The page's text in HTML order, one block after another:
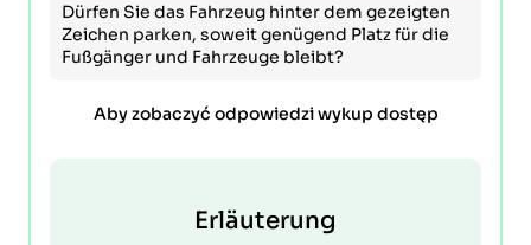
Dürfen Sie das Fahrzeug hinter dem gezeigten
Zeichen parken, soweit genügend Platz für die
Fußgänger und Fahrzeuge bleibt?
Aby zobaczyć odpowiedzi wykup dostęp
Erläuterung